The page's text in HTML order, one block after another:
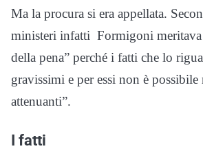
Ma la procura si era appellata.
ministeri infatti Formigoni
della pena” perché i fatti che lo
gravissimi e per essi non è possibile
attenuanti”.
I fatti